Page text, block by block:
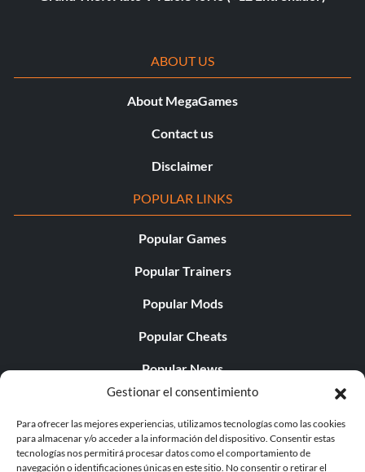
Gestionar el consentimiento
Para ofrecer las mejores experiencias, utilizamos tecnologías como las cookies
para almacenar y/o acceder a la información del dispositivo. Consentir estas
tecnologías nos permitirá procesar datos como el comportamiento de
navegación o identificaciones únicas en este sitio. No consentir o retirar el
ABOUT US
About MegaGames
Contact us
Disclaimer
POPULAR LINKS
Popular Games
Popular Trainers
Popular Mods
Popular Cheats
Popular News
Popular Editorials
Popular Free Games
LATEST UPDATES